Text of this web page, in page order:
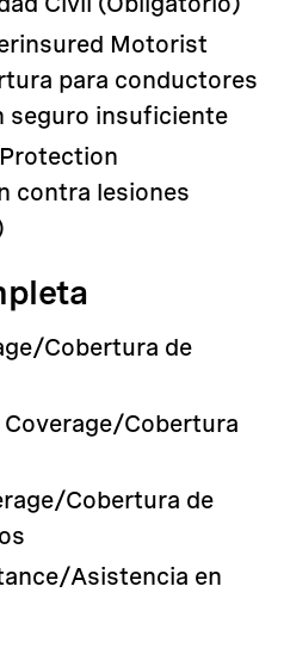
Motorist
para conductores
seguro insuficiente
contra lesiones
Cobertura de
Cobertura
Cobertura de
Asistencia en